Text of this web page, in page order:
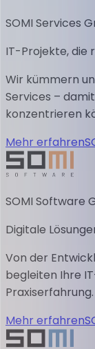
SOMI Services
IT-Projekte, die
Wir kümmern
Services –
konzentrieren
Mehr erfahren
SOMI Software
Digitale
Von der
begleiten Ihre
Praxiserfahrung.
Mehr erfahren